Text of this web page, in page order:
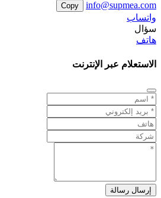
info@supmea.com
Copy
واتساب
سؤال
هاتف
الاستعلام عبر الإنترنت
إرسال رسالة